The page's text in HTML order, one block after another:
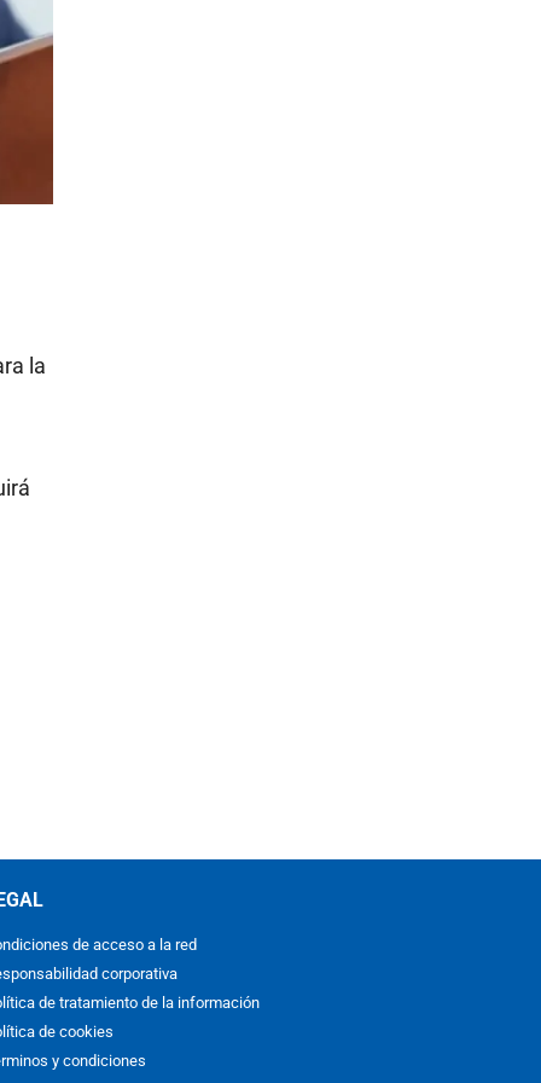
la
de acceso a la red
corporativa
de tratamiento de la información
de cookies
y condiciones